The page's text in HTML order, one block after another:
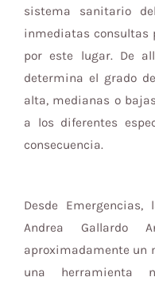
sistema sanitario
inmediatas consultas
por este lugar. De
determina el grado
alta, medianas o
a los diferentes
consecuencia.
Desde
Andrea Gallardo
aproximadamente un
una herramienta